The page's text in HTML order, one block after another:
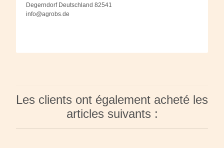
Degerndorf Deutschland 82541
info@agrobs.de
Les clients ont également acheté les
articles suivants :